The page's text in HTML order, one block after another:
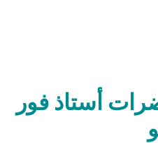
أستاذ فور